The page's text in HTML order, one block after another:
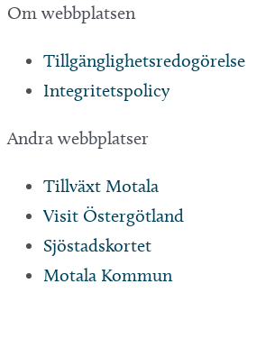
Om webbplatsen
Tillgänglighetsredogörelse
Integritetspolicy
Andra webbplatser
Tillväxt Motala
Visit Östergötland
Sjöstadskortet
Motala Kommun